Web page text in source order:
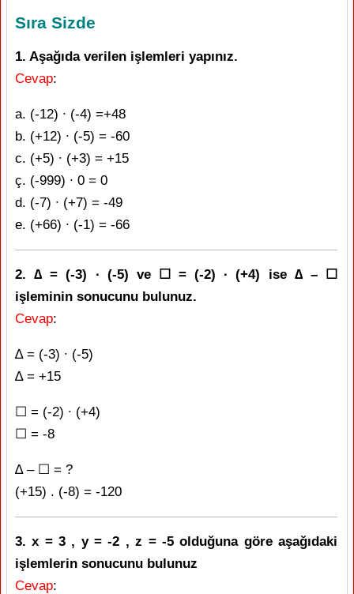
Sıra Sizde
1. Aşağıda verilen işlemleri yapınız.
Cevap:
a. (-12) ∙ (-4) =+48
b. (+12) ∙ (-5) = -60
c. (+5) ∙ (+3) = +15
ç. (-999) ∙ 0 = 0
d. (-7) ∙ (+7) = -49
e. (+66) ∙ (-1) = -66
2. ∆ = (-3) ∙ (-5) ve ☐ = (-2) ∙ (+4) ise ∆ – ☐
işleminin sonucunu bulunuz.
Cevap:
∆ = (-3) ∙ (-5)
∆ = +15
☐ = (-2) ∙ (+4)
☐ = -8
∆ – ☐ = ?
(+15) . (-8) = -120
3. x = 3 , y = -2 , z = -5 olduğuna göre aşağıdaki
işlemlerin sonucunu bulunuz
Cevap: